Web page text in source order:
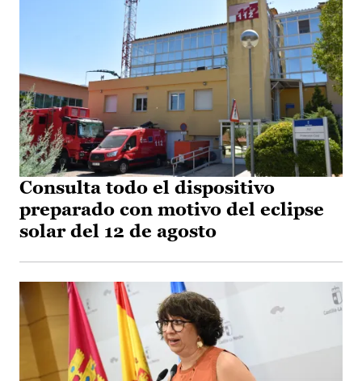
Consulta todo el dispositivo
preparado con motivo del eclipse
solar del 12 de agosto